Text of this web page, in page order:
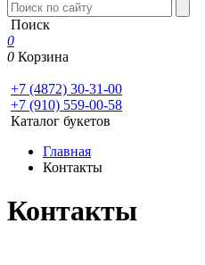
Поиск
0
0 Корзина
+7 (4872) 30-31-00
+7 (910) 559-00-58
Каталог букетов
Главная
Контакты
Контакты